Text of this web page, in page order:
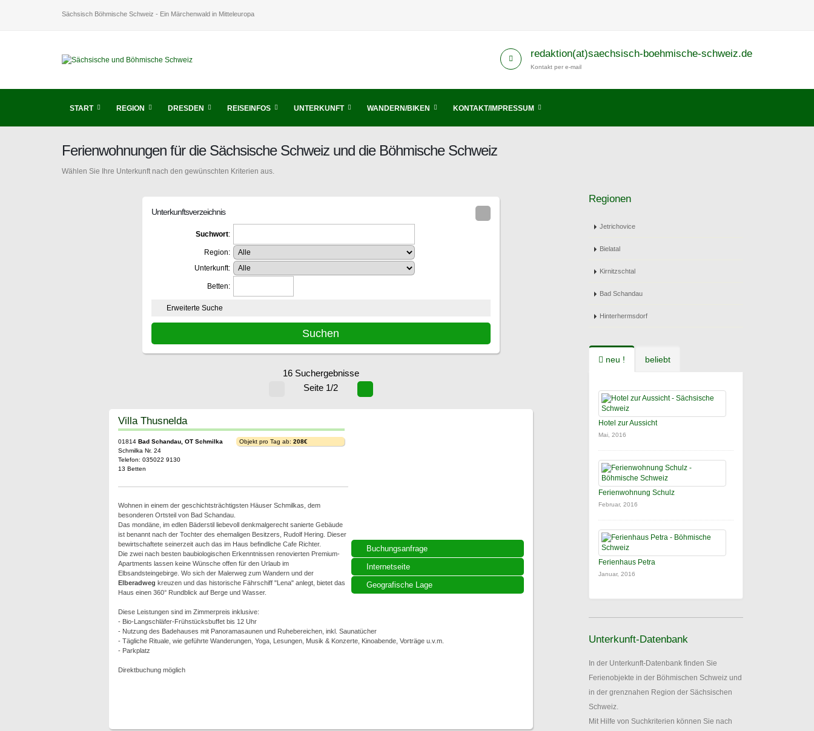
Sächsisch Böhmische Schweiz - Ein Märchenwald in Mitteleuropa
redaktion(at)saechsisch-boehmische-schweiz.de
Kontakt per e-mail
START REGION DRESDEN REISEINFOS UNTERKUNFT WANDERN/BIKEN KONTAKT/IMPRESSUM
Ferienwohnungen für die Sächsische Schweiz und die Böhmische Schweiz
Wählen Sie Ihre Unterkunft nach den gewünschten Kriterien aus.
Unterkunftsverzeichnis
Suchwort:
Region:
Unterkunft:
Betten:
Erweiterte Suche
16 Suchergebnisse
Seite 1/2
Buchungsanfrage
Internetseite
Geografische Lage
Villa Thusnelda
01814 Bad Schandau, OT Schmilka
Schmilka Nr. 24
Telefon: 035022 9130
13 Betten
Objekt pro Tag ab: 208€
Wohnen in einem der geschichtsträchtigsten Häuser Schmilkas, dem
besonderen Ortsteil von Bad Schandau.
Das mondäne, im edlen Bäderstil liebevoll denkmalgerecht sanierte Gebäude
ist benannt nach der Tochter des ehemaligen Besitzers, Rudolf Hering. Dieser
bewirtschaftete seinerzeit auch das im Haus befindliche Cafe Richter.
Die zwei nach besten baubiologischen Erkenntnissen renovierten Premium-
Apartments lassen keine Wünsche offen für den Urlaub im
Elbsandsteingebirge. Wo sich der Malerweg zum Wandern und der
Elberadweg kreuzen und das historische Fährschiff "Lena" anlegt, bietet das
Haus einen 360° Rundblick auf Berge und Wasser.
Diese Leistungen sind im Zimmerpreis inklusive:
- Bio-Langschläfer-Frühstücksbuffet bis 12 Uhr
- Nutzung des Badehauses mit Panoramasaunen und Ruhebereichen, inkl. Saunatücher
- Tägliche Rituale, wie geführte Wanderungen, Yoga, Lesungen, Musik & Konzerte, Kinoabende, Vorträge u.v.m.
- Parkplatz
Direktbuchung möglich
Regionen
Jetrichovice
Bielatal
Kirnitzschtal
Bad Schandau
Hinterhermsdorf
neu ! beliebt
Hotel zur Aussicht
Mai, 2016
Ferienwohnung Schulz
Februar, 2016
Ferienhaus Petra
Januar, 2016
Unterkunft-Datenbank
In der Unterkunft-Datenbank finden Sie
Ferienobjekte in der Böhmischen Schweiz und
in der grenznahen Region der Sächsischen
Schweiz.
Mit Hilfe von Suchkriterien können Sie nach